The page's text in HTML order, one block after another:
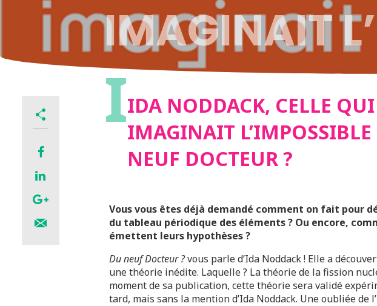
IMAGINAIT
DU NEUF
IIDA NODDACK, CELLE QUI
IMAGINAIT
NEUF DOCTEUR ?
Vous vous êtes déjà demandé comment on fait pour
du tableau périodique des éléments ? Ou encore,
émettent leurs hypothèses ?
Du neuf Docteur ?vous parle d’Ida Noddack ! Elle a
une théorie inédite. Laquelle ? La théorie de la fission
moment de sa publication, cette théorie sera validé
tard, mais sans la mention d’Ida Noddack. Une oubliée de